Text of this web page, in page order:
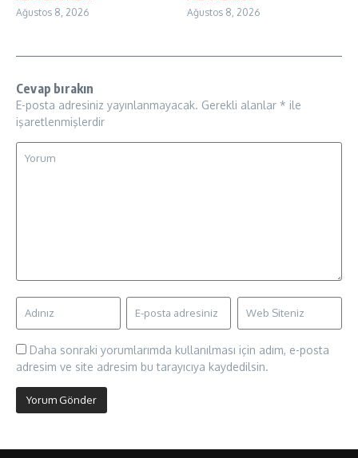
Ağustos 8, 2026 Ağustos 8, 2026
Cevap bırakın
E-posta adresiniz yayınlanmayacak. Gerekli alanlar * ile
işaretlenmişlerdir
Daha sonraki yorumlarımda kullanılması için adım, e-posta
adresim ve site adresim bu tarayıcıya kaydedilsin.